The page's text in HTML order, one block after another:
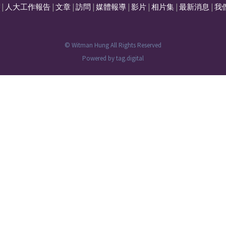
人大工作報告 文章 訪問 媒體報導 影片 相片集 最新消息 我
© Witman Hung All Rights Reserved
Powered bytag.digital